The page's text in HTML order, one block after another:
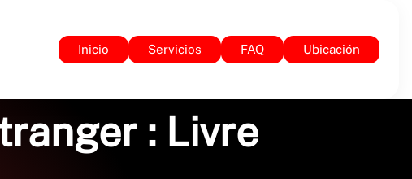
Inicio Servicios FAQ Ubicación
: Livre